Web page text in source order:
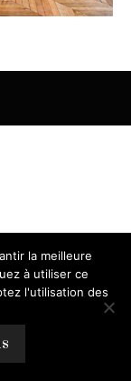
la meilleure
à utiliser ce
l'utilisation des